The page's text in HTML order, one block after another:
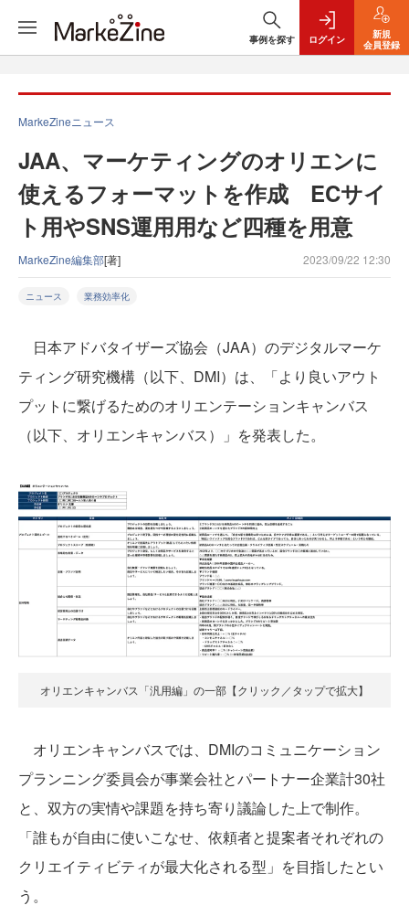
事例を探す ログイン
新規
会員登録
MarkeZineニュース
JAA、マーケティングのオリエンに
使えるフォーマットを作成 ECサイ
ト用やSNS運用用など四種を用意
MarkeZine編集部[著] 2023/09/22 12:30
ニュース 業務効率化
日本アドバタイザーズ協会（JAA）のデジタルマーケ
ティング研究機構（以下、DMI）は、「より良いアウト
プットに繋げるためのオリエンテーションキャンバス
（以下、オリエンキャンバス）」を発表した。
オリエンキャンバス「汎用編」の一部【クリック／タップで拡大】
オリエンキャンバスでは、DMIのコミュニケーション
プランニング委員会が事業会社とパートナー企業計30社
と、双方の実情や課題を持ち寄り議論した上で制作。
「誰もが自由に使いこなせ、依頼者と提案者それぞれの
クリエイティビティが最大化される型」を目指したとい
う。